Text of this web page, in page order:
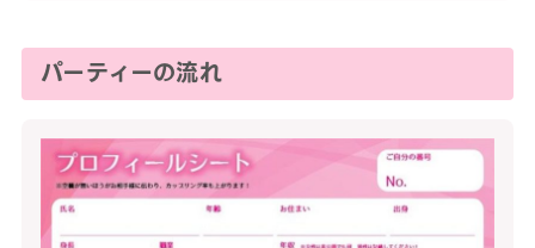
パーティーの流れ